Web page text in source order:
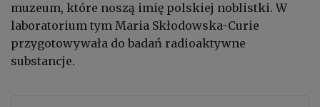
muzeum, które noszą imię polskiej noblistki. W
laboratorium tym Maria Skłodowska-Curie
przygotowywała do badań radioaktywne
substancje.